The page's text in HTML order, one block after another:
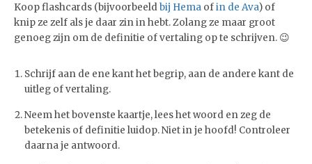
Koop flashcards (bijvoorbeeldbij Hema ofin de Ava) of
knip ze zelf als je daar zin in hebt. Zolang ze maar groot
genoeg zijn om de definitie of vertaling op te schrijven. 😉
Schrijf aan de ene kant het begrip, aan de andere kant de
uitleg of vertaling.
Neem het bovenste kaartje, lees het woord en zeg de
betekenis of definitie luidop. Niet in je hoofd! Controleer
daarna je antwoord.